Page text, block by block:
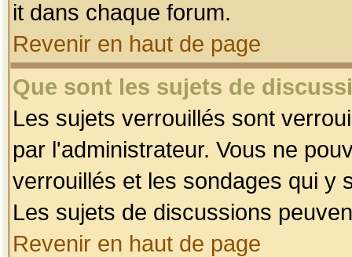
it dans chaque forum.
Revenir en haut de page
Que sont les sujets de
Les sujets verrouillés sont
par l'administrateur. Vous ne
verrouillés et les sondages qui y
Les sujets de discussions
Revenir en haut de page